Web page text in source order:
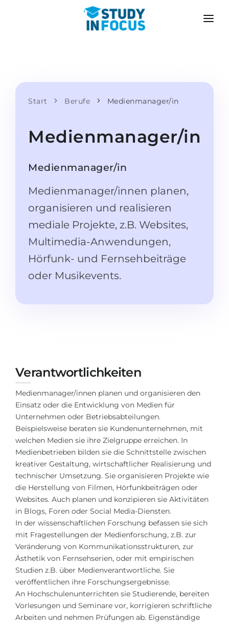
Universitäten
Bachelor & Master
Propädeutikum
SPRACHSCHULEN
Online-Sprachunterricht
Sprachvisum
STUDIENKOLLEG
Studienkollegs
Spezialkurse
Portfolio
GEOGRAFIE
Bundesländer
Städte
BERUFE
Berufe
Studienfächer
Beispiel-Stellenangebote
BERUFSORIENTIERUNG
Holland-Test
Interessenkarte-Test
SZENARIEN
Nach der Schule bewerben
Master in Deutschland
Mit Zulassungsgarantie
BEWERBEN FÜR …
Bachelor
Master
College
IB Diploma
1. Studienjahr
2.–3. Studienjahr
Bachelorabschluss
Masterabschluss
BEWERBEN FÜR FACHRICHTUNG …
Medizin
Ingenieurwesen
Physik
Management
Anderes Fach
BEWERBEN AUS …
Russland
METHODIK
Start Berufe Medienmanager/in
Medienmanager/in
Medienmanager/in
Medienmanager/innen planen,
organisieren und realisieren
mediale Projekte, z.B. Websites,
Multimedia-Anwendungen,
Hörfunk- und Fernsehbeiträge
oder Musikevents.
Verantwortlichkeiten
Medienmanager/innen planen und organisieren den
Einsatz oder die Entwicklung von Medien für
Unternehmen oder Betriebsabteilungen.
Beispielsweise beraten sie Kundenunternehmen, mit
welchen Medien sie ihre Zielgruppe erreichen. In
Medienbetrieben bilden sie die Schnittstelle zwischen
kreativer Gestaltung, wirtschaftlicher Realisierung und
technischer Umsetzung. Sie organisieren Projekte wie
die Herstellung von Filmen, Hörfunkbeiträgen oder
Websites. Auch planen und konzipieren sie Aktivitäten
in Blogs, Foren oder Social Media-Diensten.
In der wissenschaftlichen Forschung befassen sie sich
mit Fragestellungen der Medienforschung, z.B. zur
Veränderung von Kommunikationsstrukturen, zur
Ästhetik von Fernsehserien, oder mit empirischen
Studien z.B. über Medienverantwortliche. Sie
veröffentlichen ihre Forschungsergebnisse.
An Hochschulenunterrichten sie Studierende, bereiten
Vorlesungen und Seminare vor, korrigieren schriftliche
Arbeiten und nehmen Prüfungen ab. Eigenständige